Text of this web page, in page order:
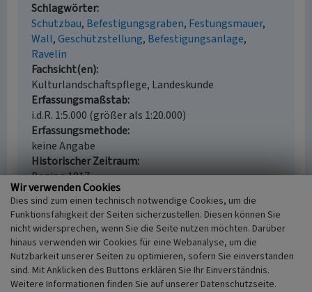
Schlagwörter
Schutzbau Befestigungsgraben Festungsmauer
Wall Geschützstellung Befestigungsanlage
Ravelin
Fachsicht(en)
Kulturlandschaftspflege, Landeskunde
Erfassungsmaßstab
i.d.R. 1:5.000 (größer als 1:20.000)
Erfassungsmethode
keine Angabe
Historischer Zeitraum
Beginn 1817
Empfohlene Zitierweise
Urheberrechtlicher Hinweis
Der hier präsentierte Inhalt ist urheberrechtlich
Wir verwenden Cookies
Dies sind zum einen technisch notwendige Cookies, um die
Funktionsfähigkeit der Seiten sicherzustellen. Diesen können Sie
nicht widersprechen, wenn Sie die Seite nutzen möchten. Darüber
hinaus verwenden wir Cookies für eine Webanalyse, um die
Nutzbarkeit unserer Seiten zu optimieren, sofern Sie einverstanden
sind. Mit Anklicken des Buttons erklären Sie Ihr Einverständnis.
Weitere Informationen finden Sie auf unserer Datenschutzseite.